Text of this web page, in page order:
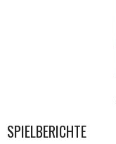
SPIELBERICHTE